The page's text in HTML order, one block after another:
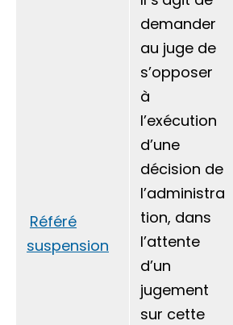
Référé
suspension
demander
au juge de
s’opposer
à
l’exécution
d’une
décision de
l’administra
tion, dans
l’attente
d’un
jugement
sur cette